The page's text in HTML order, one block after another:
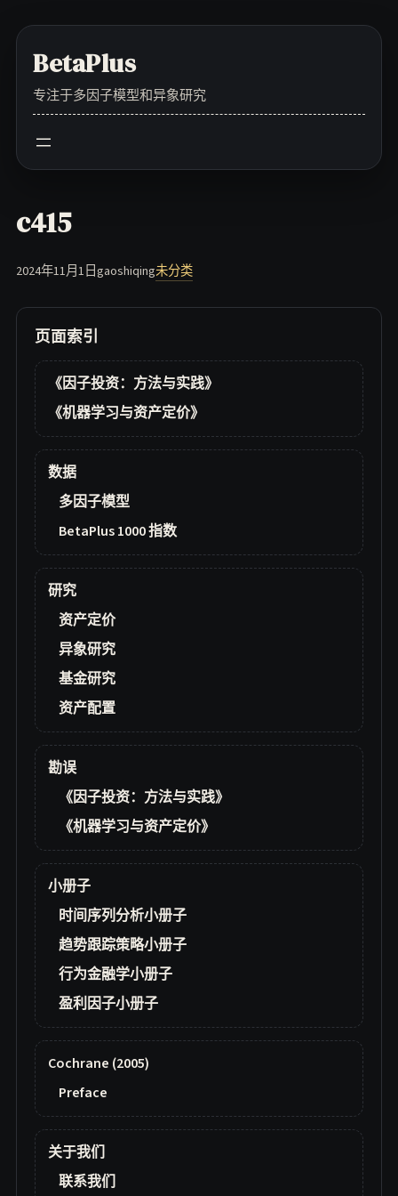
contentBetaPlus
专注于多因子模型和异象研究
c415
2024年11月1日gaoshiqing未分类
页面索引
《因子投资：方法与实践》
《机器学习与资产定价》
数据
多因子模型
BetaPlus 1000 指数
研究
资产定价
异象研究
基金研究
资产配置
勘误
《因子投资：方法与实践》
《机器学习与资产定价》
小册子
时间序列分析小册子
趋势跟踪策略小册子
行为金融学小册子
盈利因子小册子
Cochrane (2005)
Preface
关于我们
联系我们